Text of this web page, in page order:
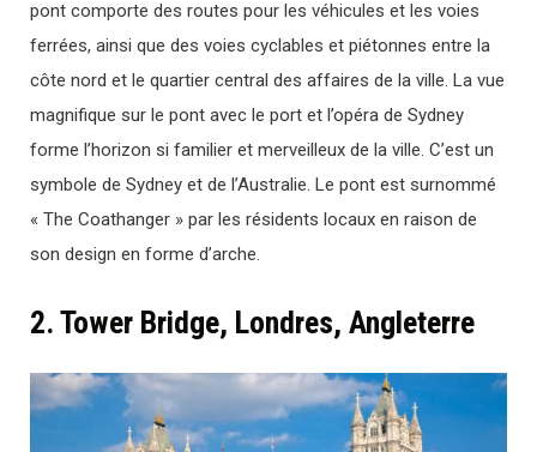
pont comporte des routes pour les véhicules et les voies
ferrées, ainsi que des voies cyclables et piétonnes entre la
côte nord et le quartier central des affaires de la ville. La vue
magnifique sur le pont avec le port et l’opéra de Sydney
forme l’horizon si familier et merveilleux de la ville. C’est un
symbole de Sydney et de l’Australie. Le pont est surnommé
« The Coathanger » par les résidents locaux en raison de
son design en forme d’arche.
2. Tower Bridge, Londres, Angleterre